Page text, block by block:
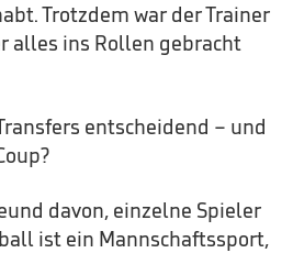
Trotzdem war der Trainer
alles ins Rollen gebracht
entscheidend – und
davon, einzelne Spieler
ist ein Mannschaftssport,